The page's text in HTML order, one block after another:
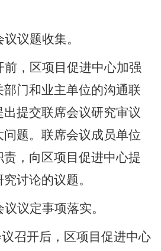
议议题收集。
前，区项目促进中心加强
门和业主单位的沟通联
提交联席会议研究审议
题。联席会议成员单位
，向区项目促进中心提
讨论的议题。
议议定事项落实。
召开后，区项目促进中心